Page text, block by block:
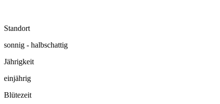
Standort
sonnig - halbschattig
Jährigkeit
einjährig
Blütezeit